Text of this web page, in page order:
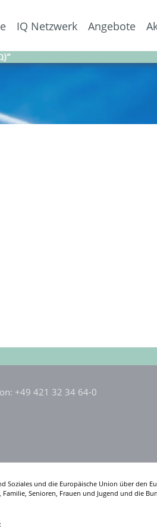
IQ Netzwerk Angebote
+49 421 32 34 64-0
und die Europäische Union über den
Senioren, Frauen und Jugend und die